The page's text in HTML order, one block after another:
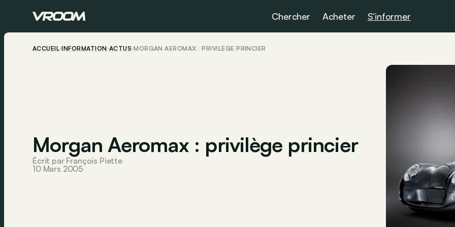
Chercher Acheter S’informer
ACCUEIL INFORMATION ACTUS MORGAN AEROMAX : PRIVILÈGE PRINCIER
Morgan Aeromax : privilège princier
Écrit par François Piette
10 Mars 2005